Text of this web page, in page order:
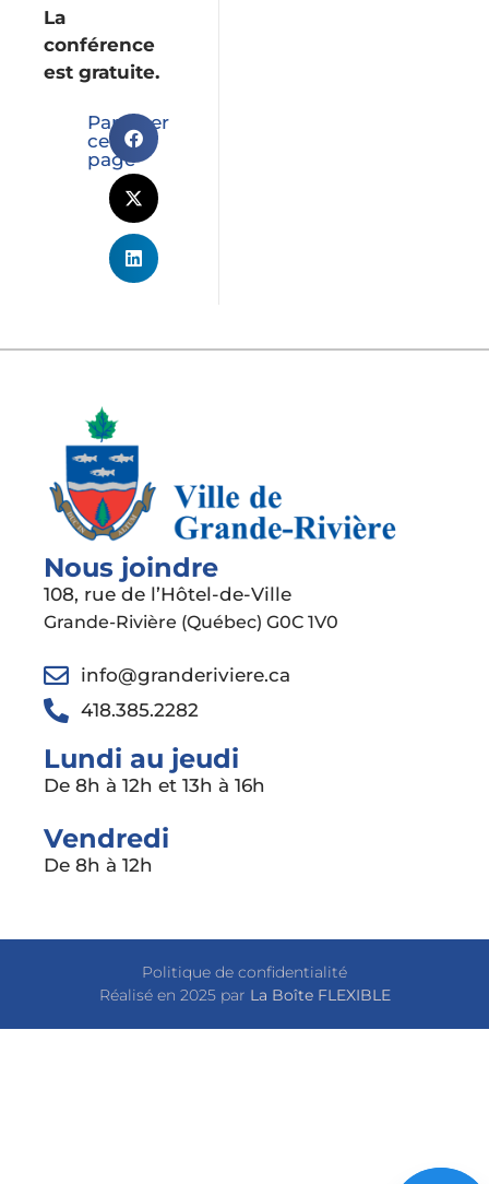
La
conférence
est gratuite.
Partager
cette
page
Nous joindre
108, rue de l’Hôtel-de-Ville
Grande-Rivière (Québec) G0C 1V0
info@granderiviere.ca
418.385.2282
Lundi au jeudi
De 8h à 12h et 13h à 16h
Vendredi
De 8h à 12h
Politique de confidentialité
Réalisé en 2025 par La Boîte FLEXIBLE